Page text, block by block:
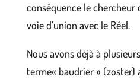
conséquence le chercheur
voie d’union avec le Réel.
Nous avons déjà à
terme« baudrier » (zoster)